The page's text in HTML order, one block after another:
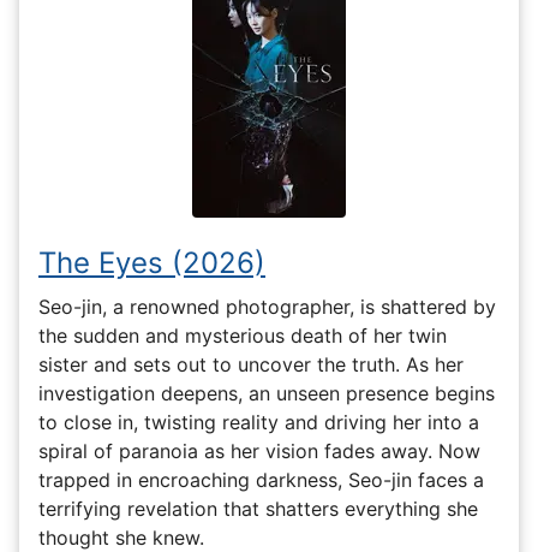
The Eyes (2026)
Seo-jin, a renowned photographer, is shattered by
the sudden and mysterious death of her twin
sister and sets out to uncover the truth. As her
investigation deepens, an unseen presence begins
to close in, twisting reality and driving her into a
spiral of paranoia as her vision fades away. Now
trapped in encroaching darkness, Seo-jin faces a
terrifying revelation that shatters everything she
thought she knew.